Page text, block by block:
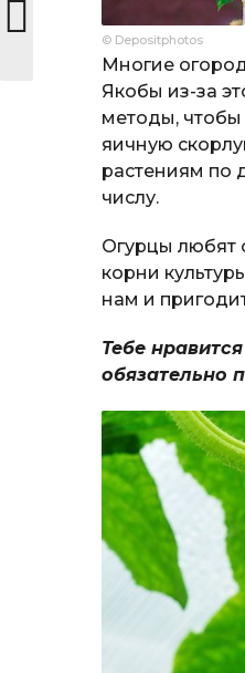
© Depositphotos
Многие
Якобы из-за
методы, чтобы
яичную
растениям по
числу.
Огурцы любят
корни
нам и
Тебе
обязательно